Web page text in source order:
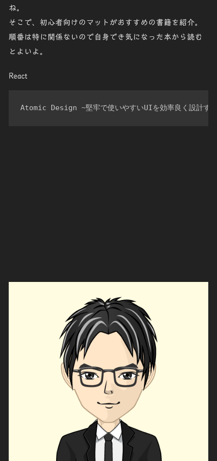
ね。
そこで、初心者向けのマットがおすすめの書籍を紹介。
順番は特に関係ないので自身でき気になった本から読む
とよいよ。
React